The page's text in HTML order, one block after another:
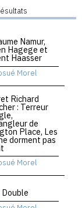
Namur,
Hagege et
Haasser
Morel
Richard
: Terreur
de
Place, Les
dorment pas
Morel
Double